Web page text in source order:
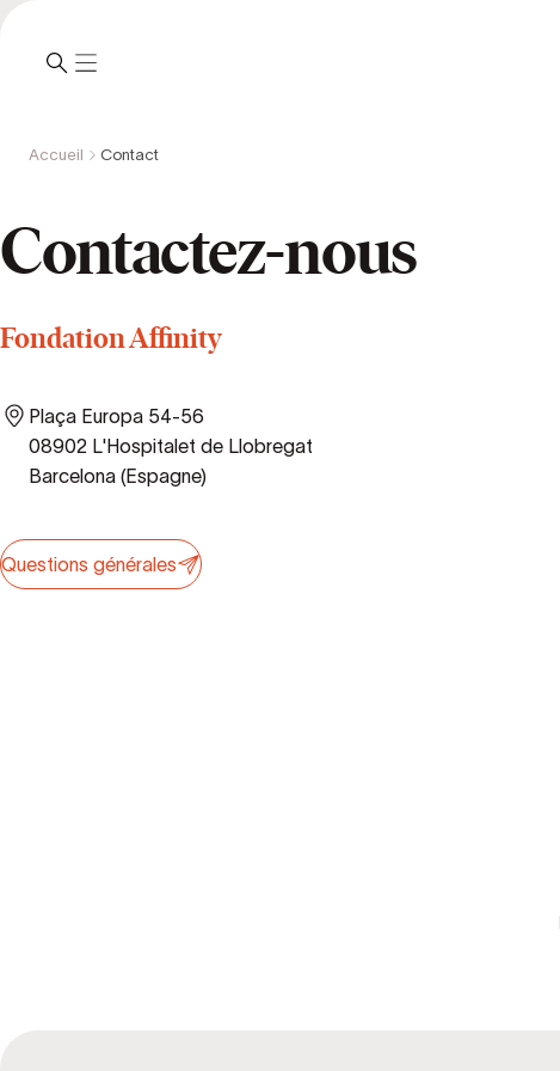
Accueil Contact
Contactez-nous
Fondation Affinity
Plaça Europa 54-56
08902 L'Hospitalet de Llobregat
Barcelona (Espagne)
Questions générales